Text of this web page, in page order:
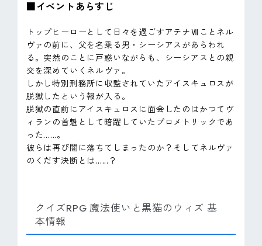
■イベントあらすじ
トップヒーローとして日々を過ごすアテナⅦことネル
ヴァの前に、父を名乗る男・シーシアスがあらわれ
る。突然のことに戸惑いながらも、シーシアスとの親
交を深めていくネルヴァ。
しかし特別刑務所に収監されていたアイスキュロスが
脱獄したという報が入る。
脱獄の直前にアイスキュロスに面会したのはかつてヴ
ィランの首魁として暗躍していたプロメトリックであ
った......。
彼らは再び闇に落ちてしまったのか？そしてネルヴァ
のくだす決断とは......？
クイズRPG 魔法使いと黒猫のウィズ 基
本情報